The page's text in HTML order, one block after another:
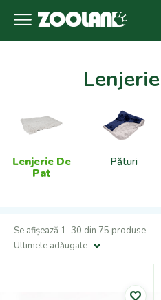
Lenjerie De
Pat
Pături
Se afișează 1–30 din 75 produse
Ultimele adǎugate